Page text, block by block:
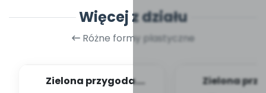
Więcej z działu
Różne formy plastyczne
Zielona przygoda.
Zielona